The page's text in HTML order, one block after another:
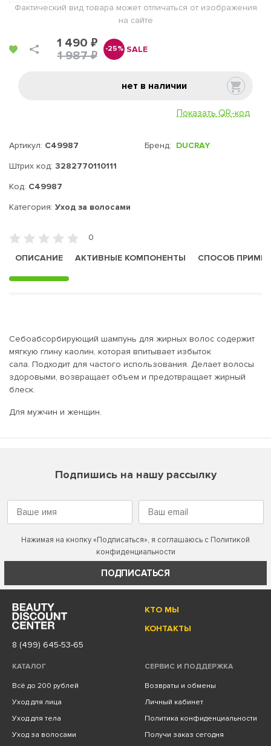
Фактический вид товара может отличаться от изображения
на сайте
1 490 ₽
1 987 ₽
-25% SALE
нет в наличии
Показать QR-код
Артикул: C49987
Штрих код: 3282770110111
Код: C49987
Бренд: DUCRAY
Категория: Уход за волосами
0
ОПИСАНИЕ
АКТИВНЫЕ КОМПОНЕНТЫ СПОСОБ
Себоабсорбирующий шампунь для жирных волос содержит
мягкую глину каолин, которая впитывает избыток
сала. Подходит для частого использования. Делает волосы
здоровыми, возвращает объем и предотвращает жирный
блеск.
Для мужчин и женщин.
Подпишись на нашу рассылку
Нажимая на кнопку «Подписаться», я соглашаюсь с Политикой
конфиденциальности
ПОДПИСАТЬСЯ
КТО МЫ
КОНТАКТЫ
8 (499) 645-53-65
КАТАЛОГ
Всё до 200 рублей
Уход для лица
Уход для тела
Уход за волосами
СЕРВИС И ПОДДЕРЖКА
Возвраты и обмены
Личный кабинет
Политика конфиденциальности
Получи заказ сегодня